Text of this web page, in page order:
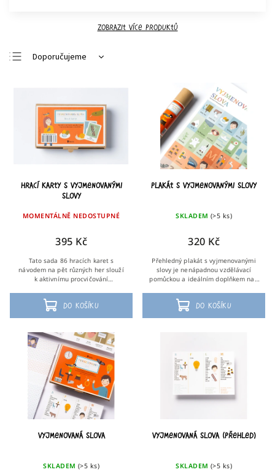
Zobrazit více produktů
Doporučujeme
Nejprodávanější
Abecedně
Hrací karty s vyjmenovanými
slovy
MOMENTÁLNĚ NEDOSTUPNÉ
395 Kč
Do košíku
Tato sada 86 hracích karet s
návodem na pět různých her slouží
k aktivnímu procvičování
do škol. Momentálně nejsou hrací
karty...
Plakát s vyjmenovanými slovy
SKLADEM (>5 ks)
320 Kč
Do košíku
Přehledný plakát s vyjmenovanými
slovy je nenápadnou vzdělávací
pomůckou a ideálním doplňkem nad
zobrazena vyjmenovaná slova po
hláskách B,...
Vyjmenovaná slova
SKLADEM (>5 ks)
Vyjmenovaná slova (přehled)
SKLADEM (>5 ks)